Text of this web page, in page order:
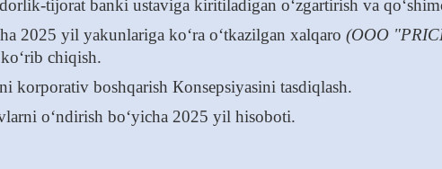
tijorat banki ustaviga kiritiladigan o‘zgartirish va
2025 yil yakunlariga ko‘ra o‘tkazilgan xalqaro (OOO
chiqish.
korporativ boshqarish Кonsepsiyasini tasdiqlash.
o‘ndirish bo‘yicha 2025 yil hisoboti.